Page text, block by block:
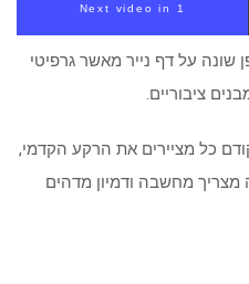
על דף נייר מאשר גרפיטי
ציבוריים.
כל מציירים את הרקע הקדמי,
מחשבה ודמיון מדהים